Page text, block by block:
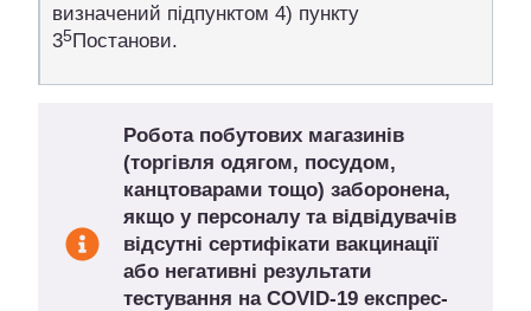
визначений підпунктом 4) пункту
35Постанови.
Робота побутових магазинів
(торгівля одягом, посудом,
канцтоварами тощо) заборонена,
якщо у персоналу та відвідувачів
відсутні сертифікати вакцинації
або негативні результати
тестування на COVID-19 експрес-